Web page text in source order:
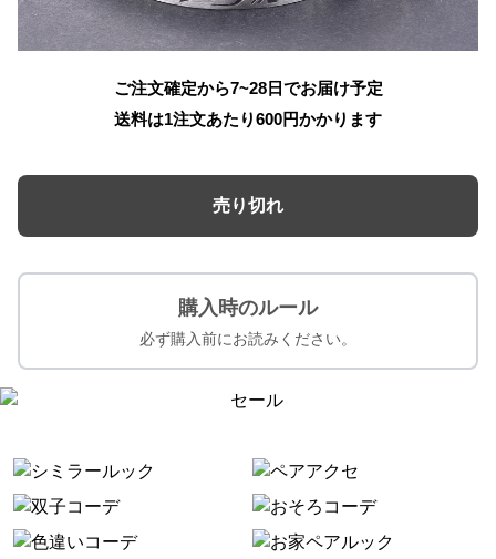
ご注文確定から7~28日でお届け予定
送料は1注文あたり600円かかります
売り切れ
購入時のルール
必ず購入前にお読みください。